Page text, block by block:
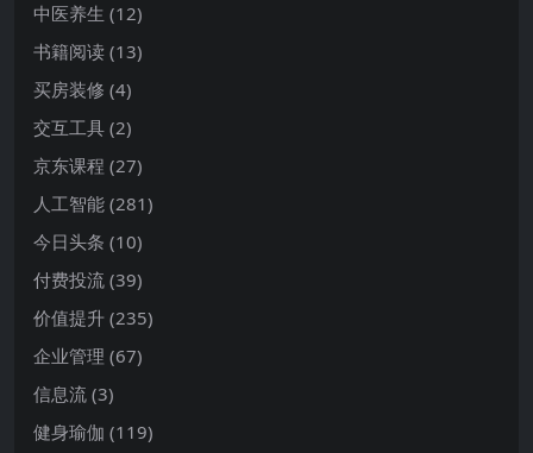
中医养生 (12)
书籍阅读 (13)
买房装修 (4)
交互工具 (2)
京东课程 (27)
人工智能 (281)
今日头条 (10)
付费投流 (39)
价值提升 (235)
企业管理 (67)
信息流 (3)
健身瑜伽 (119)